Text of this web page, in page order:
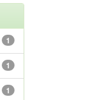
1
1
1